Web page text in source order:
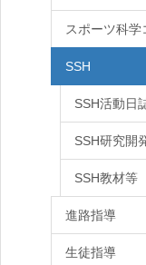
スポーツ科学
SSH
SSH活動日
SSH研究開
SSH教材等
進路指導
生徒指導